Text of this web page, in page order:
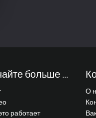
больше ...
работает
О